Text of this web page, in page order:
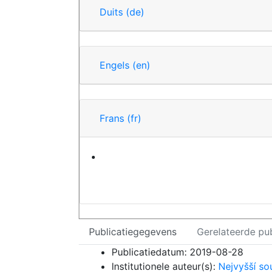
Duits (de)
Engels (en)
Frans (fr)
Publicatiegegevens
Gerelateerde
Publicatiedatum: 2019-08-28
Institutionele auteur(s): Nejvyšší